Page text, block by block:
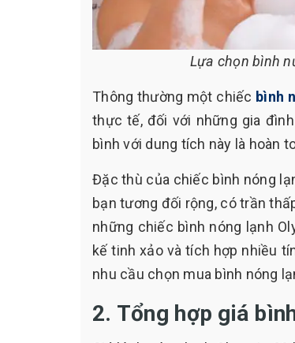
Lựa chọn bình
Thông thường một chiếc bình
thực tế, đối với những gia
bình với dung tích này là hoàn
Đặc thù của chiếc bình nóng
bạn tương đối rộng, có trần
những chiếc bình nóng lạnh
kế tinh xảo và tích hợp nhiều
nhu cầu chọn mua bình nóng
2. Tổng hợp giá